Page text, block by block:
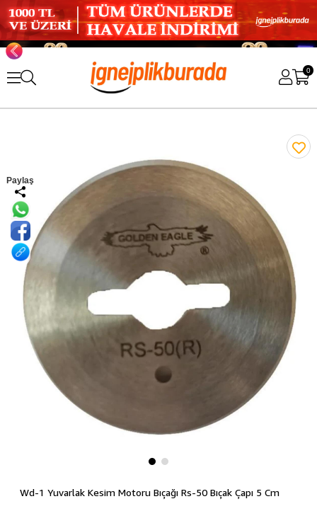
0
Paylaş
Wd-1 Yuvarlak Kesim Motoru Bıçağı Rs-50 Bıçak Çapı 5 Cm